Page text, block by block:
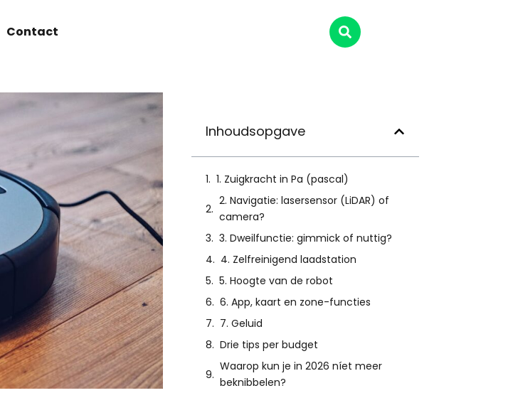
Contact
Inhoudsopgave
1. Zuigkracht in Pa (pascal)
2. Navigatie: lasersensor (LiDAR) of
camera?
3. Dweilfunctie: gimmick of nuttig?
4. Zelfreinigend laadstation
5. Hoogte van de robot
6. App, kaart en zone-functies
7. Geluid
Drie tips per budget
Waarop kun je in 2026 níet meer
beknibbelen?